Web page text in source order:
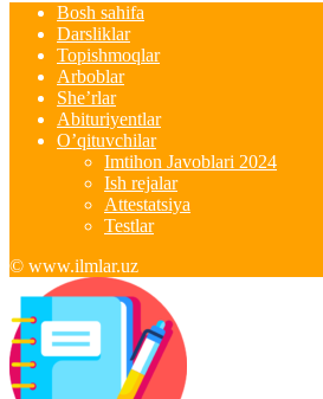
Bosh sahifa
Darsliklar
Topishmoqlar
Arboblar
She’rlar
Abituriyentlar
O’qituvchilar
Imtihon Javoblari 2024
Ish rejalar
Attestatsiya
Testlar
© www.ilmlar.uz